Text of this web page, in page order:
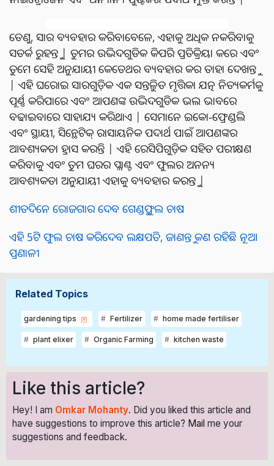
ତେଣୁ, ସାର ବ୍ୟବହାର କରିବାବେଳେ, ଏହାକୁ ଅଧିକ ନକରିବାକୁ
ସତର୍କ ରୁହନ୍ତୁ | ତୁମର ଉଦ୍ଭିଦଗୁଡିକ କିପରି ପ୍ରତିକ୍ରିୟା କରେ ଏବଂ
ତୁମେ ସେହି ଅନୁଯାୟୀ କେତେଥର ବ୍ୟବହାର କର ତାହା ଦେଖନ୍ତୁ
| ଏହି ଘରୋଇ ସାରଗୁଡ଼ିକ ଏକ ସନ୍ତୁଳିତ ମୃତ୍ତିକା ଯତ୍ନ ନିତ୍ୟକର୍ମକୁ
ପୂର୍ଣ୍ଣ କରିପାରେ ଏବଂ ଆପଣଙ୍କ ଉଦ୍ଭିଦଗୁଡିକ ଭଲ ଭାବରେ
ବଢାଇବାରେ ସାହାଯ୍ୟ କରିଥାଏ | ସେମାନେ ଇକୋ-ଫ୍ରେଣ୍ଡଲି
ଏବଂ ସ୍ଥାୟୀ, ସିନ୍ଥେଟିକ୍ ରାସାୟନିକ ପଦାର୍ଥ ପାଇଁ ଆପଣଙ୍କର
ଆବଶ୍ୟକତା ହ୍ରାସ କରନ୍ତି | ଏହି ରେସିପିଗୁଡ଼ିକ ସହିତ ପରୀକ୍ଷଣ
କରିବାକୁ ଏବଂ ତୁମ ଘରର ପ୍ଲାଣ୍ଟ ଏବଂ ଫୁଲର ଅନନ୍ୟ
ଆବଶ୍ୟକତା ଅନୁଯାୟୀ ଏହାକୁ ବ୍ୟବହାର କରନ୍ତୁ |
ଶୀତଦିନେ ରୋଜଗାର ଦେବ ଗେଣ୍ଡୁଫୁଲ ଚାଷ
ଏହି 5ଟି ଫୁଲ ଚାଷ କରିଦେବ ଲକ୍ଷପତି, ଜାଣନ୍ତୁ କଣ ରହିଛି ନୂଆ
ପ୍ରଣାଳୀ
Related Topics
gardening tips Fertilizer home made fertiliser
plant elixer Organic Farming kitchen waste
Like this article?
Hey! I am Omkar Mohanty. Did you liked this article and
have suggestions to improve this article? Mail me your
suggestions and feedback.